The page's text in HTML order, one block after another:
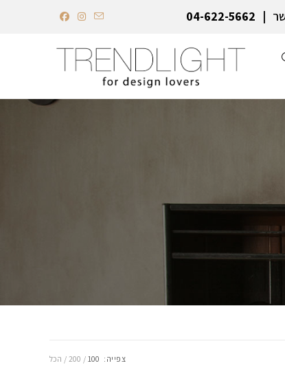
04-622-5662‏
צפייה: 100
200 הכל